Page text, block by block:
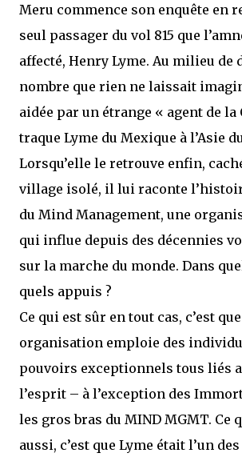
Meru commence son enquête en
seul passager du vol 815 que
affecté, Henry Lyme. Au milieu de
nombre que rien ne laissait
aidée par un étrange « agent de la
traque Lyme du Mexique à l’Asie
Lorsqu’elle le retrouve enfin,
village isolé, il lui raconte
du Mind Management, une
qui influe depuis des décennies
sur la marche du monde. Dans
quels appuis ?
Ce qui est sûr en tout cas, c’est
organisation emploie des
pouvoirs exceptionnels tous liés
l’esprit – à l’exception des
les gros bras du MIND MGMT. Ce
aussi, c’est que Lyme était l’un